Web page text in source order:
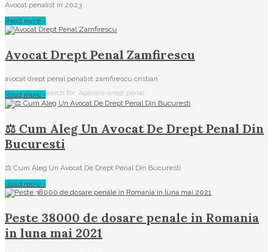
/
Tag search for: Apărare drept penal
Avocat penalist in 2023
Read more ›
Avocat Drept Penal Zamfirescu
avocat drept penal penalist zamfirescu cristian
Read more ›
⚖ Cum Aleg Un Avocat De Drept Penal Din
Bucuresti
⚖ Cum Aleg Un Avocat De Drept Penal Din Bucuresti
Read more ›
Peste 38000 de dosare penale in Romania
in luna mai 2021